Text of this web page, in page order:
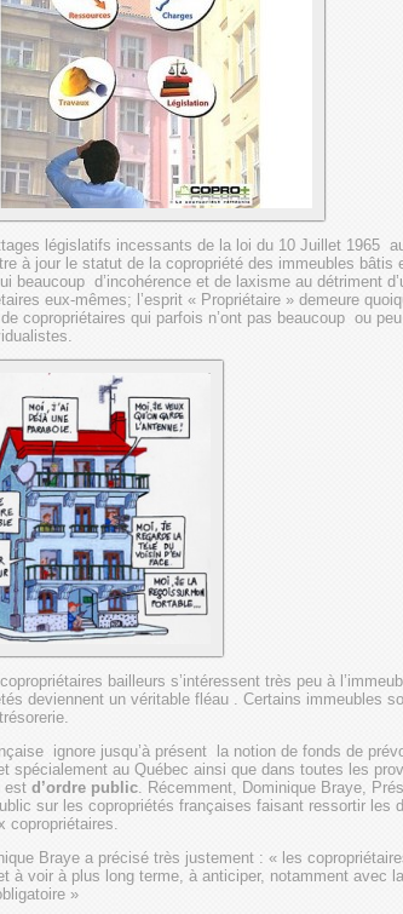
législatifs incessants de la loi du 10 Juillet 1965
à jour le statut de la copropriété des immeubles bâtis
beaucoup d’incohérence et de laxisme au détriment
eux-mêmes; l’esprit « Propriétaire » demeure
copropriétaires qui parfois n’ont pas beaucoup ou
bailleurs s’intéressent très peu à
deviennent un véritable fléau . Certains immeubles
ignore jusqu’à présent la notion de fonds de
spécialement au Québec ainsi que dans toutes les
est d’ordre public. Récemment, Dominique Braye,
sur les copropriétés françaises faisant ressortir les
copropriétaires.
Braye a précisé très justement : « les
à voir à plus long terme, à anticiper, notamment avec
»